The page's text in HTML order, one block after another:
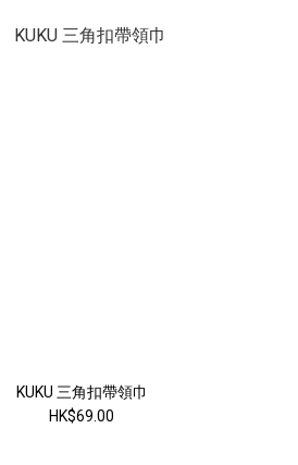
KUKU 三角扣帶領巾
HK$69.00